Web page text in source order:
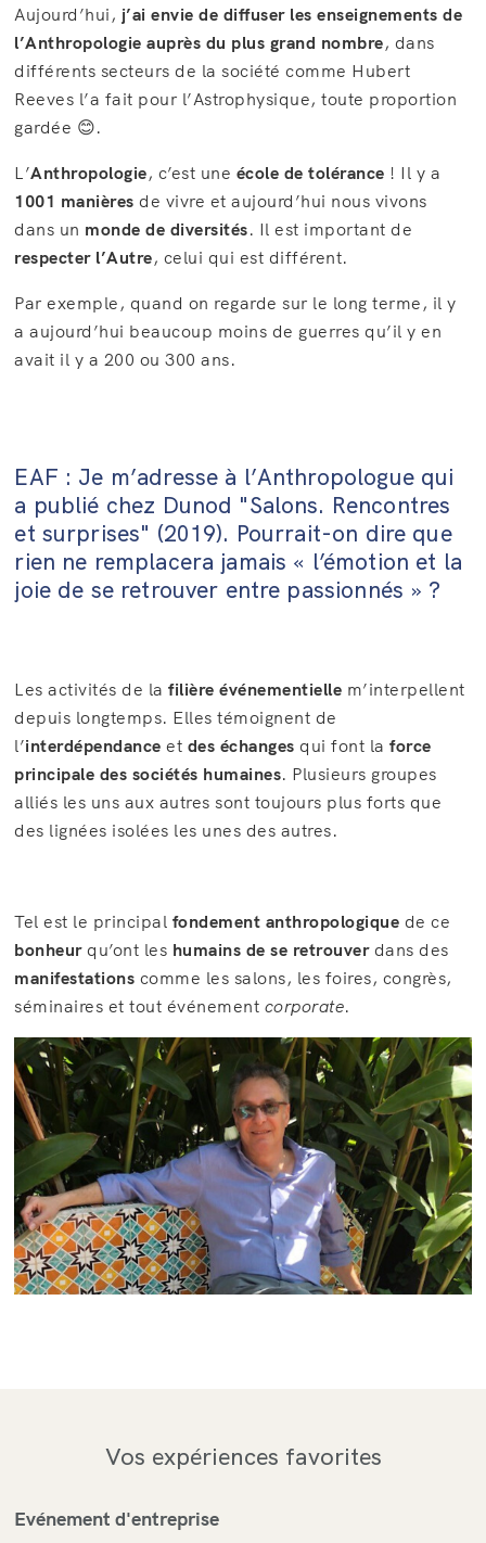
Aujourd’hui, j’ai envie de diffuser les enseignements de
l’Anthropologie auprès du plus grand nombre, dans
différents secteurs de la société comme Hubert
Reeves l’a fait pour l’Astrophysique, toute proportion
gardée 😊.
L’Anthropologie, c’est une école de tolérance ! Il y a
1001 manières de vivre et aujourd’hui nous vivons
dans un monde de diversités. Il est important de
respecter l’Autre, celui qui est différent.
Par exemple, quand on regarde sur le long terme, il y
a aujourd’hui beaucoup moins de guerres qu’il y en
avait il y a 200 ou 300 ans.
EAF : Je m’adresse à l’Anthropologue qui
a publié chez Dunod "Salons. Rencontres
et surprises" (2019). Pourrait-on dire que
rien ne remplacera jamais « l’émotion et la
joie de se retrouver entre passionnés » ?
Les activités de lafilière événementielle m’interpellent
depuis longtemps. Elles témoignent de
l’interdépendanceet des échanges qui font laforce
principale des sociétés humaines. Plusieurs groupes
alliés les uns aux autres sont toujours plus forts que
des lignées isolées les unes des autres.
Tel est le principal fondement anthropologique de ce
bonheurqu’ont les humains de se retrouverdans des
manifestations comme les salons, les foires, congrès,
séminaires et tout événement corporate.
Vos expériences favorites
Evénement d'entreprise